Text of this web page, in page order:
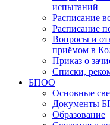
испытаний
Расписание
Расписание
Вопросы и
приёмом в
Приказ о
Списки,
БПОО
Основные
Документы
Образование